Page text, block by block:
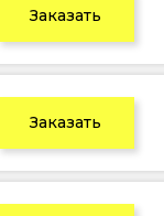
Заказать
Заказать